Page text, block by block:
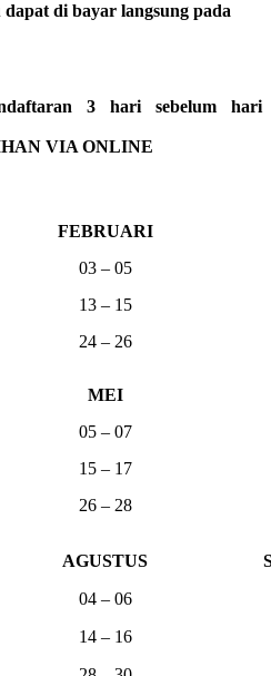
dapat di bayar langsung pada
3 hari sebelum hari
VIA ONLINE
FEBRUARI
03 – 05
13 – 15
24 – 26
MEI
05 – 07
15 – 17
26 – 28
AGUSTUS
04 – 06
14 – 16